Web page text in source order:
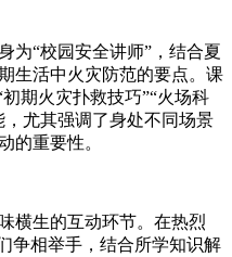
为“校园安全讲师”，结合夏
生活中火灾防范的要点。课
期火灾扑救技巧”“火场科
尤其强调了身处不同场景
的重要性。
横生的互动环节。在热烈
争相举手，结合所学知识解